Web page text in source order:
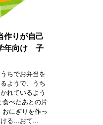
作りが自己
年向け 子
ちでお弁当を
ようで、うち
れているよう
食べたあとの片
にぎりを作っ
ける…おて...